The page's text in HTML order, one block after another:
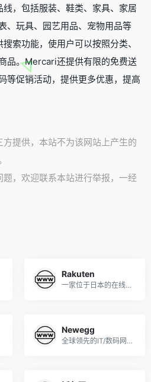
，包括服装、鞋类、家具、家居
、玩具、园艺用品、宠物用品等
索功能，使用户可以按照分类、
品。Mercari还提供有限的免费送
等促销活动，提供更多优惠，提高
提供，本站不为该网站上产生的
，欢迎联系本站进行举报，一经
Rakuten
一家位于日本的在线零售商
Newegg
全球领先的IT/数码网上购物商城